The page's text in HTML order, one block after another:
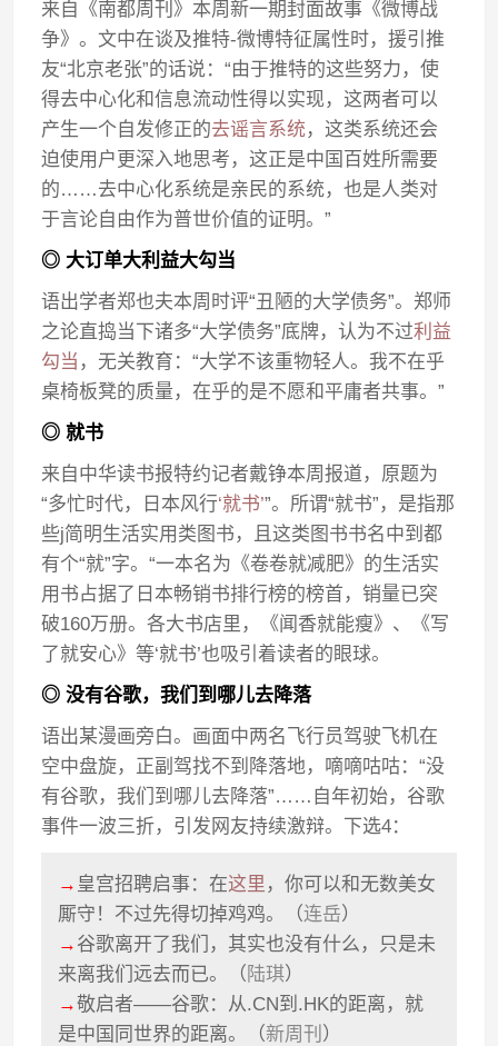
来自《南都周刊》本周新一期封面故事《微博战
争》。文中在谈及推特-微博特征属性时，援引推
友“北京老张”的话说：“由于推特的这些努力，使
得去中心化和信息流动性得以实现，这两者可以
产生一个自发修正的去谣言系统，这类系统还会
迫使用户更深入地思考，这正是中国百姓所需要
的……去中心化系统是亲民的系统，也是人类对
于言论自由作为普世价值的证明。”
◎ 大订单大利益大勾当
语出学者郑也夫本周时评“丑陋的大学债务”。郑师
之论直捣当下诸多“大学债务”底牌，认为不过利益
勾当 ，无关教育：“大学不该重物轻人。我不在乎
桌椅板凳的质量，在乎的是不愿和平庸者共事。”
◎ 就书
来自中华读书报特约记者戴铮本周报道，原题为
“多忙时代，日本风行‘就书’”。所谓“就书”，是指那
些j简明生活实用类图书，且这类图书书名中到都
有个“就”字。“一本名为《卷卷就减肥》的生活实
用书占据了日本畅销书排行榜的榜首，销量已突
破160万册。各大书店里，《闻香就能瘦》、《写
了就安心》等‘就书’也吸引着读者的眼球。
◎ 没有谷歌，我们到哪儿去降落
语出某漫画旁白。画面中两名飞行员驾驶飞机在
空中盘旋，正副驾找不到降落地，嘀嘀咕咕：“没
有谷歌，我们到哪儿去降落”……自年初始，谷歌
事件一波三折，引发网友持续激辩。下选4：
→ 皇宫招聘启事：在这里 ，你可以和无数美女
厮守！不过先得切掉鸡鸡。（连岳）
→ 谷歌离开了我们，其实也没有什么，只是未
来离我们远去而已。（ 陆琪）
→敬启者——谷歌：从.CN到.HK的距离，就
是中国同世界的距离。（新周刊 ）